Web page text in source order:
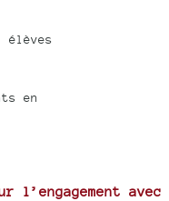
en
l’engagement avec